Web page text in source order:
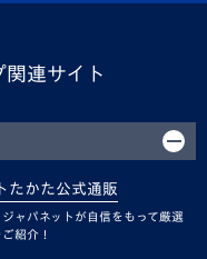
関連サイト
たかた公式通販
ャパネットが自信をもって厳選
紹介！